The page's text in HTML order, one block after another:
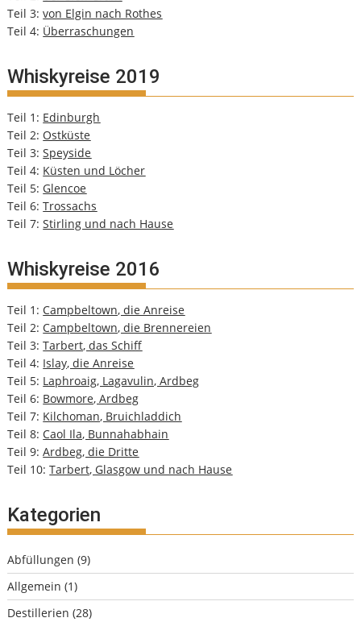
Teil 3:von Elgin nach Rothes
Teil 4: Überraschungen
Whiskyreise 2019
Teil 1: Edinburgh
Teil 2: Ostküste
Teil 3:Speyside
Teil 4: Küsten und Löcher
Teil 5: Glencoe
Teil 6:Trossachs
Teil 7:Stirling und nach Hause
Whiskyreise 2016
Teil 1: Campbeltown, die Anreise
Teil 2: Campbeltown, die Brennereien
Teil 3:Tarbert, das Schiff
Teil 4: Islay, die Anreise
Teil 5: Laphroaig, Lagavulin, Ardbeg
Teil 6: Bowmore, Ardbeg
Teil 7: Kilchoman, Bruichladdich
Teil 8: Caol Ila, Bunnahabhain
Teil 9:Ardbeg, die Dritte
Teil 10:Tarbert, Glasgow und nach Hause
Kategorien
Abfüllungen (9)
Allgemein (1)
Destillerien (28)